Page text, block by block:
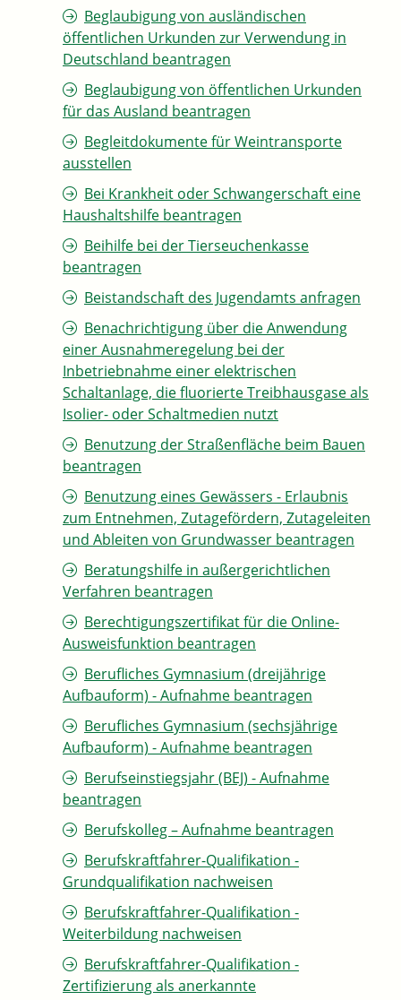
Beglaubigung von ausländischen
öffentlichen Urkunden zur Verwendung in
Deutschland beantragen
Beglaubigung von öffentlichen Urkunden
für das Ausland beantragen
Begleitdokumente für Weintransporte
ausstellen
Bei Krankheit oder Schwangerschaft eine
Haushaltshilfe beantragen
Beihilfe bei der Tierseuchenkasse
beantragen
Beistandschaft des Jugendamts anfragen
Benachrichtigung über die Anwendung
einer Ausnahmeregelung bei der
Inbetriebnahme einer elektrischen
Schaltanlage, die fluorierte Treibhausgase als
Isolier- oder Schaltmedien nutzt
Benutzung der Straßenfläche beim Bauen
beantragen
Benutzung eines Gewässers - Erlaubnis
zum Entnehmen, Zutagefördern, Zutageleiten
und Ableiten von Grundwasser beantragen
Beratungshilfe in außergerichtlichen
Verfahren beantragen
Berechtigungszertifikat für die Online-
Ausweisfunktion beantragen
Berufliches Gymnasium (dreijährige
Aufbauform) - Aufnahme beantragen
Berufliches Gymnasium (sechsjährige
Aufbauform) - Aufnahme beantragen
Berufseinstiegsjahr (BEJ) - Aufnahme
beantragen
Berufskolleg – Aufnahme beantragen
Berufskraftfahrer-Qualifikation -
Grundqualifikation nachweisen
Berufskraftfahrer-Qualifikation -
Weiterbildung nachweisen
Berufskraftfahrer-Qualifikation -
Zertifizierung als anerkannte